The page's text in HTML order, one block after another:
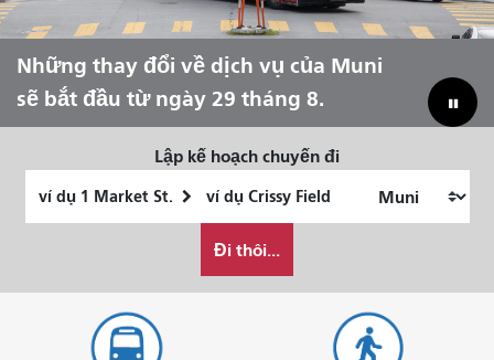
Triển lãm Outside Lands, ngày 7-9
tháng 8.
Những thay đổi về dịch vụ của Muni
sẽ bắt đầu từ ngày 29 tháng 8.
Hãy để Muni đưa bạn trải nghiệm
mùa hè!
Thu hẹp khoảng cách ngân sách để
cứu Muni
Lập kế hoạch chuyến đi
muốn
đi
Đi thôi...